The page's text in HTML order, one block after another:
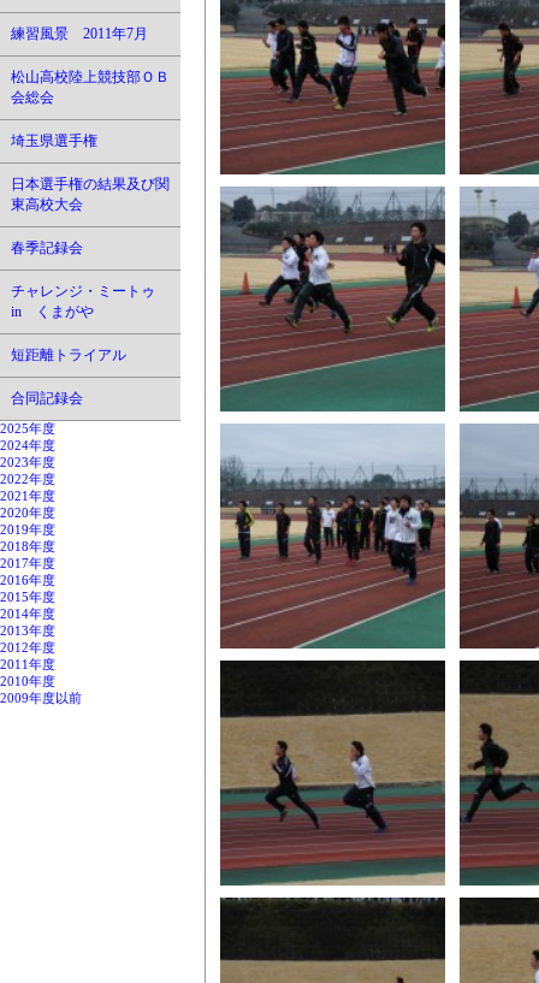
練習風景 2011年7月
松山高校陸上競技部ＯＢ
会総会
埼玉県選手権
日本選手権の結果及び関
東高校大会
春季記録会
チャレンジ・ミートゥ
in くまがや
短距離トライアル
合同記録会
2025年度
2024年度
2023年度
2022年度
2021年度
2020年度
2019年度
2018年度
2017年度
2016年度
2015年度
2014年度
2013年度
2012年度
2011年度
2010年度
2009年度以前